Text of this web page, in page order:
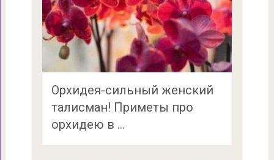
Орхидея-сильный женский
талисман! Приметы про
орхидею в …